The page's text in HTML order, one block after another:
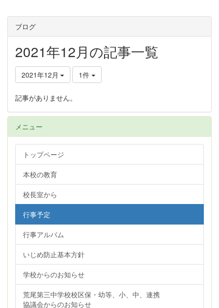
ブログ
2021年12月の記事一覧
2021年12月 1件
記事がありません。
メニュー
トップページ
本校の教育
校長室から
行事予定
行事アルバム
いじめ防止基本方針
学校からのお知らせ
荒尾第三中学校校区保・幼等、小、中、連携
協議会からのお知らせ